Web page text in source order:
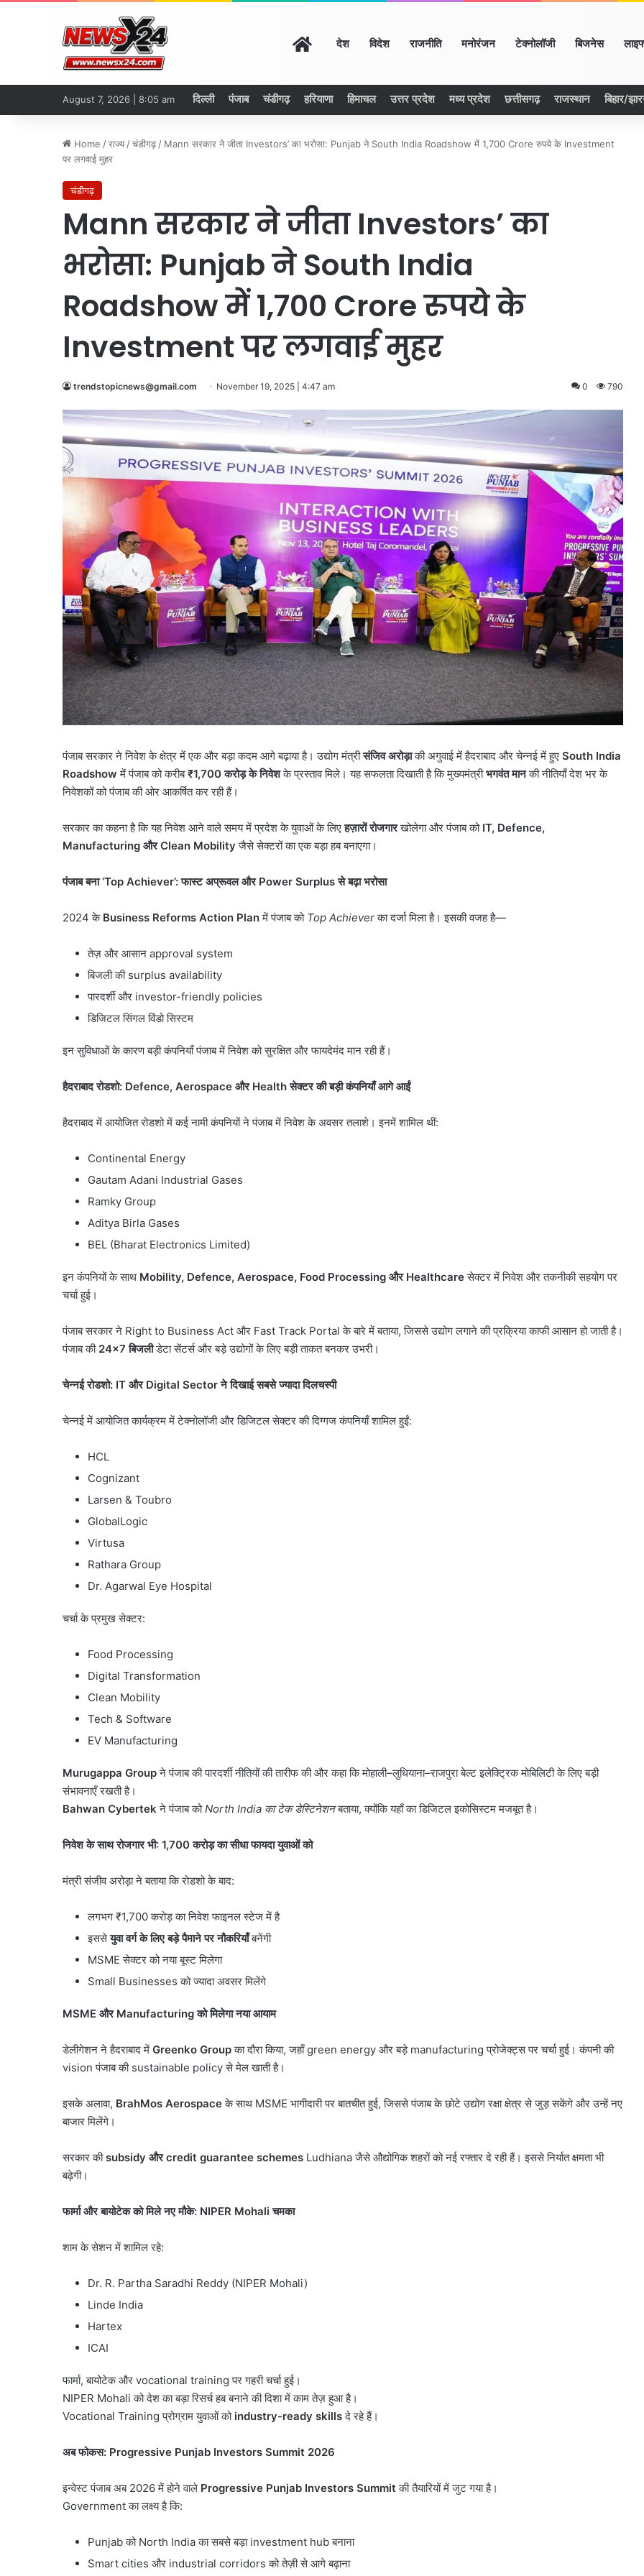
Homeदेश विदेश राजनीति मनोरंजन टेक्नोलॉजी बिजनेस
August 7, 2026 | 8:05 am दिल्ली पंजाब चंडीगढ़ हरियाणा हिमाचल उत्तर प्रदेश मध्य प्रदेश छत्तीसगढ़ राजस्थान बिहार/
Home /राज्य /चंडीगढ़ / Mann सरकार ने जीता Investors’ का भरोसा: Punjab ने South India Roadshow में 1,700 Crore रुपये के Investment
पर लगवाई मुहर
चंडीगढ़
Mann सरकार ने जीता Investors’ का
भरोसा: Punjab ने South India
Roadshow में 1,700 Crore रुपये के
Investment पर लगवाई मुहर
trendstopicnews@gmail.com November 19, 2025 | 4:47 am 0 790
पंजाब सरकार ने निवेश के क्षेत्र में एक और बड़ा कदम आगे बढ़ाया है। उद्योग मंत्रीसंजिव अरोड़ाकी अगुवाई में हैदराबाद और चेन्नई में हुए South India
Roadshow में पंजाब को करीब₹1,700करोड़ के निवेशके प्रस्ताव मिले। यह सफलता दिखाती है कि मुख्यमंत्रीभगवंत मानकी नीतियाँ देश भर के
निवेशकों को पंजाब की ओर आकर्षित कर रही हैं।
सरकार का कहना है कि यह निवेश आने वाले समय में प्रदेश के युवाओं के लिएहज़ारों रोजगारखोलेगा और पंजाब को IT, Defence,
Manufacturing औरClean Mobility जैसे सेक्टरों का एक बड़ा हब बनाएगा।
पंजाब बना‘Top Achiever’:फास्ट अप्रूवल और Power Surplusसे बढ़ा भरोसा
2024 के Business Reforms Action Planमें पंजाब को Top Achieverका दर्जा मिला है। इसकी वजह है—
तेज़ और आसान approval system
बिजली की surplus availability
पारदर्शी और investor-friendly policies
डिजिटल सिंगल विंडो सिस्टम
इन सुविधाओं के कारण बड़ी कंपनियाँ पंजाब में निवेश को सुरक्षित और फायदेमंद मान रही हैं।
हैदराबाद रोडशो: Defence, Aerospace और Healthसेक्टर की बड़ी कंपनियाँ आगे आईं
हैदराबाद में आयोजित रोडशो में कई नामी कंपनियों ने पंजाब में निवेश के अवसर तलाशे। इनमें शामिल थीं:
Continental Energy
Gautam Adani Industrial Gases
Ramky Group
Aditya Birla Gases
BEL (Bharat Electronics Limited)
इन कंपनियों के साथ Mobility, Defence, Aerospace, Food Processing और Healthcareसेक्टर में निवेश और तकनीकी सहयोग पर
चर्चा हुई।
पंजाब सरकार ने Right to Business Act और Fast Track Portal के बारे में बताया, जिससे उद्योग लगाने की प्रक्रिया काफी आसान हो जाती है।
पंजाब की 24×7बिजलीडेटा सेंटर्स और बड़े उद्योगों के लिए बड़ी ताकत बनकर उभरी।
चेन्नई रोडशो: IT और Digital Sectorने दिखाई सबसे ज्यादा दिलचस्पी
चेन्नई में आयोजित कार्यक्रम में टेक्नोलॉजी और डिजिटल सेक्टर की दिग्गज कंपनियाँ शामिल हुईं:
HCL
Cognizant
Larsen & Toubro
GlobalLogic
Virtusa
Rathara Group
Dr. Agarwal Eye Hospital
चर्चा के प्रमुख सेक्टर:
Food Processing
Digital Transformation
Clean Mobility
Tech & Software
EV Manufacturing
Murugappa Groupने पंजाब की पारदर्शी नीतियों की तारीफ की और कहा कि मोहाली–लुधियाना–राजपुरा बेल्ट इलेक्ट्रिक मोबिलिटी के लिए बड़ी
संभावनाएँ रखती है।
Bahwan Cybertek ने पंजाब कोNorth India का टेक डेस्टिनेशनबताया, क्योंकि यहाँ का डिजिटल इकोसिस्टम मजबूत है।
निवेश के साथ रोजगार भी: 1,700करोड़ का सीधा फायदा युवाओं को
मंत्री संजीव अरोड़ा ने बताया कि रोडशो के बाद:
लगभग ₹1,700 करोड़ का निवेश फाइनल स्टेज में है
इससेयुवा वर्ग के लिए बड़े पैमाने पर नौकरियाँबनेंगी
MSME सेक्टर को नया बूस्ट मिलेगा
Small Businesses को ज्यादा अवसर मिलेंगे
MSME और Manufacturingको मिलेगा नया आयाम
डेलीगेशन ने हैदराबाद में Greenko Groupका दौरा किया, जहाँ green energy और बड़े manufacturing प्रोजेक्ट्स पर चर्चा हुई। कंपनी की
vision पंजाब की sustainable policy से मेल खाती है।
इसके अलावा, BrahMos Aerospaceके साथ MSME भागीदारी पर बातचीत हुई, जिससे पंजाब के छोटे उद्योग रक्षा क्षेत्र से जुड़ सकेंगे और उन्हें नए
बाजार मिलेंगे।
सरकार कीsubsidy औरcredit guarantee schemes Ludhiana जैसे औद्योगिक शहरों को नई रफ्तार दे रही हैं। इससे निर्यात क्षमता भी
बढ़ेगी।
फार्मा और बायोटेक को मिले नए मौके: NIPER Mohaliचमका
शाम के सेशन में शामिल रहे:
Dr. R. Partha Saradhi Reddy (NIPER Mohali)
Linde India
Hartex
ICAI
फार्मा, बायोटेक और vocational training पर गहरी चर्चा हुई।
NIPER Mohali को देश का बड़ा रिसर्च हब बनाने की दिशा में काम तेज़ हुआ है।
Vocational Training प्रोग्राम युवाओं को industry-ready skillsदे रहे हैं।
अब फोकस: Progressive Punjab Investors Summit 2026
इन्वेस्ट पंजाब अब 2026 में होने वाले Progressive Punjab Investors Summit की तैयारियों में जुट गया है।
Government का लक्ष्य है कि:
Punjab को North India का सबसे बड़ा investment hub बनाना
Smart cities और industrial corridors को तेज़ी से आगे बढ़ाना
सौरभ
के
पर
बवाल?
मामला
कोर्ट
पहुंचा,
सौरभ दास के बंगले पर क्यों मचा बवाल?
मामला पुलिस से कोर्ट तक पहुंचा, जानें
पूरा विवाद
कार
नहीं August 6, 2026
10 साल पुरानी डीजल कार को PUC नहीं